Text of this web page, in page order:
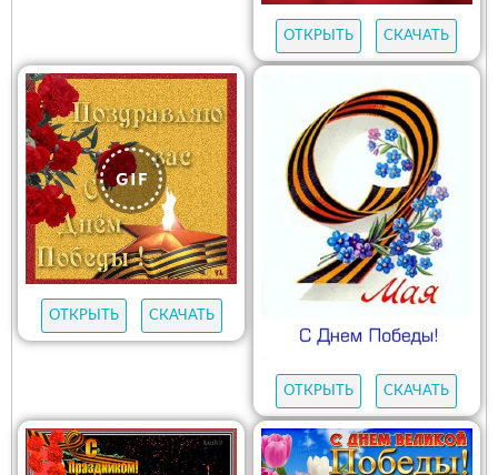
ОТКРЫТЬ СКАЧАТЬ
ОТКРЫТЬ СКАЧАТЬ
ОТКРЫТЬ СКАЧАТЬ